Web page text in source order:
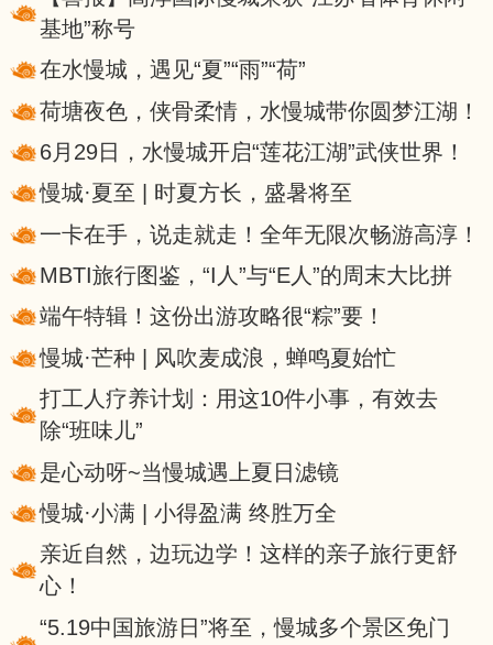
基地”称号
在水慢城，遇见“夏”“雨”“荷”
荷塘夜色，侠骨柔情，水慢城带你圆梦江湖！
6月29日，水慢城开启“莲花江湖”武侠世界！
慢城·夏至 | 时夏方长，盛暑将至
一卡在手，说走就走！全年无限次畅游高淳！
MBTI旅行图鉴，“I人”与“E人”的周末大比拼
端午特辑！这份出游攻略很“粽”要！
慢城·芒种 | 风吹麦成浪，蝉鸣夏始忙
打工人疗养计划：用这10件小事，有效去
除“班味儿”
是心动呀~当慢城遇上夏日滤镜
慢城·小满 | 小得盈满 终胜万全
亲近自然，边玩边学！这样的亲子旅行更舒
心！
“5.19中国旅游日”将至，慢城多个景区免门